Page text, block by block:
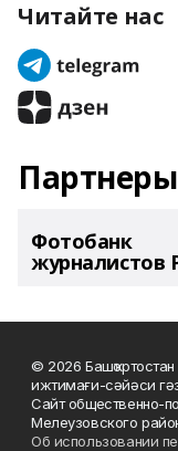
Читайте нас
Партнеры
Фотобанк
журналистов
© 2026
ижтимағи-сәйәси
Сайт общественно-
Мелеузовского
Об использовании